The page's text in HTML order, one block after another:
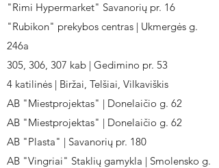
"Rimi Hypermarket" Savanorių pr. 16
"Rubikon" prekybos centras | Ukmergės g.
246a
305, 306, 307 kab | Gedimino pr. 53
4 katilinės | Biržai, Telšiai, Vilkaviškis
AB "Miestprojektas" | Donelaičio g. 62
AB "Miestprojektas" | Donelaičio g. 62
AB "Plasta" | Savanorių pr. 180
AB "Vingriai" Staklių gamykla | Smolensko g.